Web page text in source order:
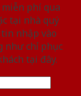
phí qua
tại nhà quý
nhập vào
như chỉ phục
tại đây.